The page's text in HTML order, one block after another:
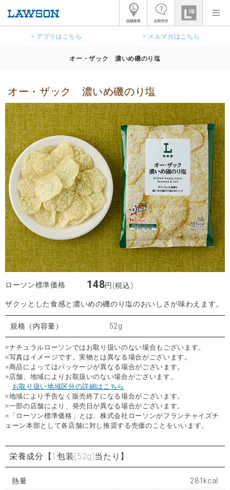
> アプリはこちら > メルマガはこちら
オー・ザック 濃いめ磯のり塩
オー・ザック 濃いめ磯のり塩
ローソン標準価格 148円(税込)
ザクッとした食感と濃いめの磯のり塩のおいしさが味わえます。
規格（内容量） 52g
※ナチュラルローソンではお取り扱いのない場合もございます。
※写真はイメージです。実物とは異なる場合がございます。
※商品によってはパッケージが異なる場合がございます。
※店舗、地域によりお取扱いのない場合がございます。
お取り扱い地域区分の詳細はこちら
※地域により予告なく販売終了になる場合がございます。
※一部の店舗により、発売日が異なる場合がございます。
※「ローソン標準価格」とは、株式会社ローソンがフランチャイズチ
ェーン本部として各店舗に対し推奨する売価のことをいいます。
栄養成分 【1包装(52g)当たり】
熱量 281kcal